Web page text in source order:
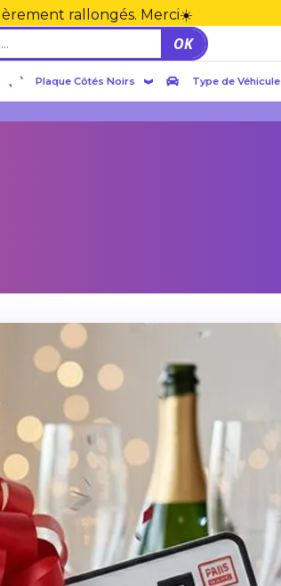
rallongés. Merci☀️
OK
Plaque Côtés Noirs Type de Véhicule